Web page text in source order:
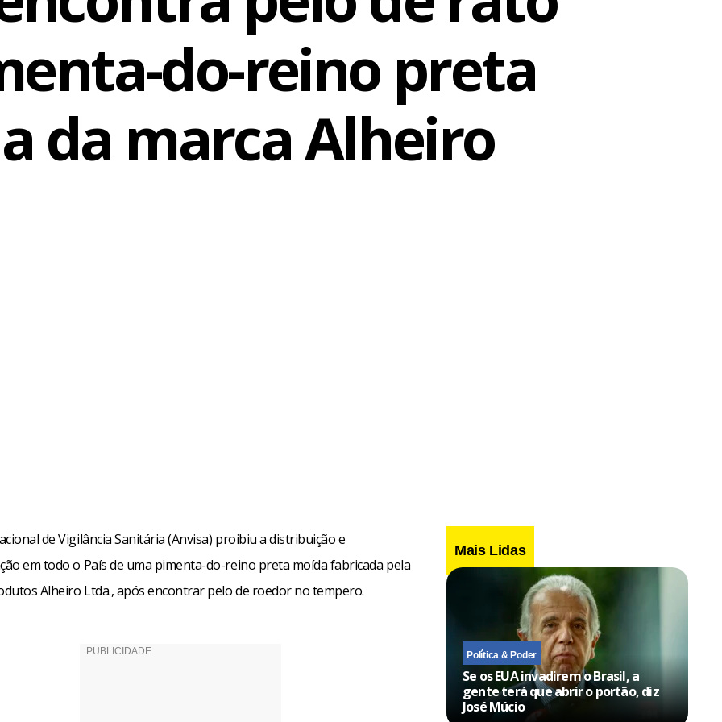
LinkedIn
Twitter
X Telegram
Share
do-reino preta
da marca Alheiro
de Vigilância Sanitária (Anvisa) proibiu a distribuição e
em todo o País de uma pimenta-do-reino preta moída fabricada pela
Alheiro Ltda., após encontrar pelo de roedor no tempero.
Mais Lidas
Política & Poder
Se os EUA invadirem o Brasil, a
gente terá que abrir o portão, diz
José Múcio